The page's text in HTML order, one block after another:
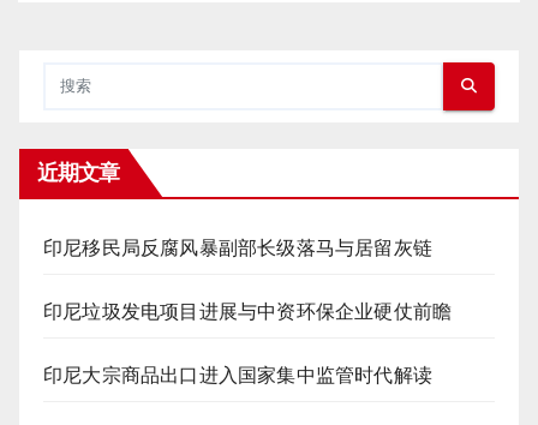
近期文章
印尼移民局反腐风暴副部长级落马与居留灰链
印尼垃圾发电项目进展与中资环保企业硬仗前瞻
印尼大宗商品出口进入国家集中监管时代解读